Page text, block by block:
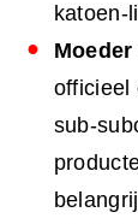
katoen-
officieel
sub-